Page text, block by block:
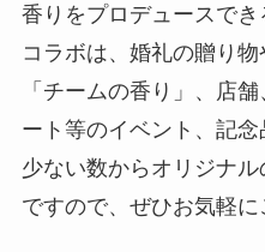
香りをプロデュースで
コラボは、婚礼の贈り
「チームの香り」、店
ート等のイベント、記念
少ない数からオリジナ
ですので、ぜひお気軽に